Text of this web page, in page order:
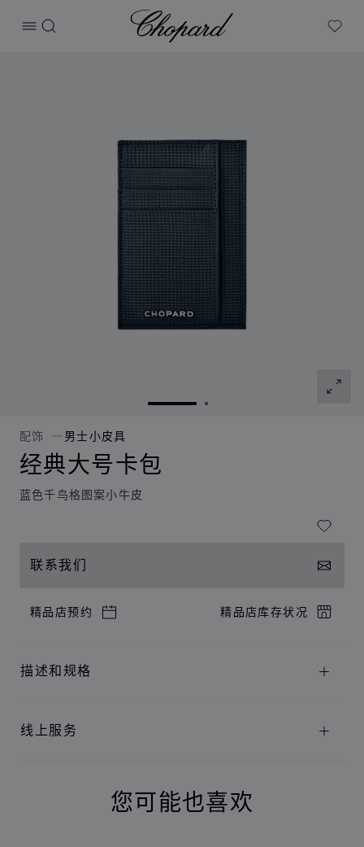
打开菜单
搜索
Chopard
My
转到幻灯片 1转到幻灯片 2
配饰 男士小皮具
经典大号卡包
蓝色千鸟格图案小牛皮
联系我们
精品店预约 精品店库存状况
描述和规格
线上服务
您可能也喜欢